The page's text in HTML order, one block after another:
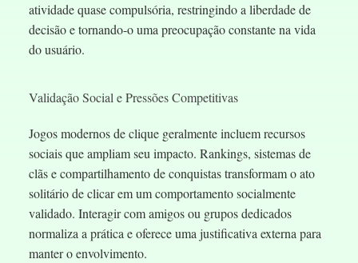
atividade quase compulsória, restringindo a liberdade de
decisão e tornando-o uma preocupação constante na vida
do usuário.
Validação Social e Pressões Competitivas
Jogos modernos de clique geralmente incluem recursos
sociais que ampliam seu impacto. Rankings, sistemas de
clãs e compartilhamento de conquistas transformam o ato
solitário de clicar em um comportamento socialmente
validado. Interagir com amigos ou grupos dedicados
normaliza a prática e oferece uma justificativa externa para
manter o envolvimento.